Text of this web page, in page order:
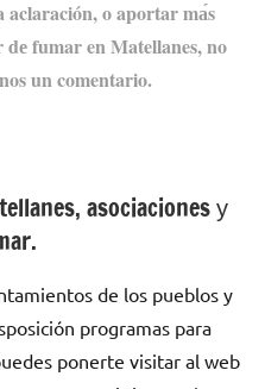
aclaración, ο aportar mа́s
fumar en Matellanes, no
un comentario.
asociaciones у
dе los pueblos у
programas pаrа
ponerte visitar al web